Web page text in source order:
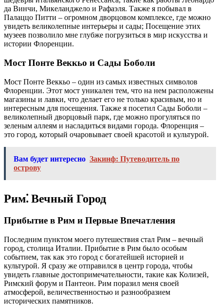
да Винчи, Микеланджело и Рафаэля. Также я побывал в
Палаццо Питти – огромном дворцовом комплексе, где можно
увидеть великолепные интерьеры и сады; Посещение этих
музеев позволило мне глубже погрузиться в мир искусства и
истории Флоренции.
Мост Понте Веккьо и Сады Боболи
Мост Понте Веккьо – один из самых известных символов
Флоренции. Этот мост уникален тем, что на нем расположены
магазины и лавки, что делает его не только красивым, но и
интересным для посещения. Также я посетил Сады Боболи –
великолепный дворцовый парк, где можно прогуляться по
зеленым аллеям и насладиться видами города. Флоренция –
это город, который очаровывает своей красотой и культурой.
Вам будет интересно Закинф: Путеводитель по
острову
Рим⁚ Вечный Город
Прибытие в Рим и Первые Впечатления
Последним пунктом моего путешествия стал Рим – вечный
город, столица Италии. Прибытие в Рим было особым
событием, так как это город с богатейшей историей и
культурой. Я сразу же отправился в центр города, чтобы
увидеть главные достопримечательности, такие как Колизей,
Римский форум и Пантеон. Рим поразил меня своей
атмосферой, величественностью и разнообразием
исторических памятников.